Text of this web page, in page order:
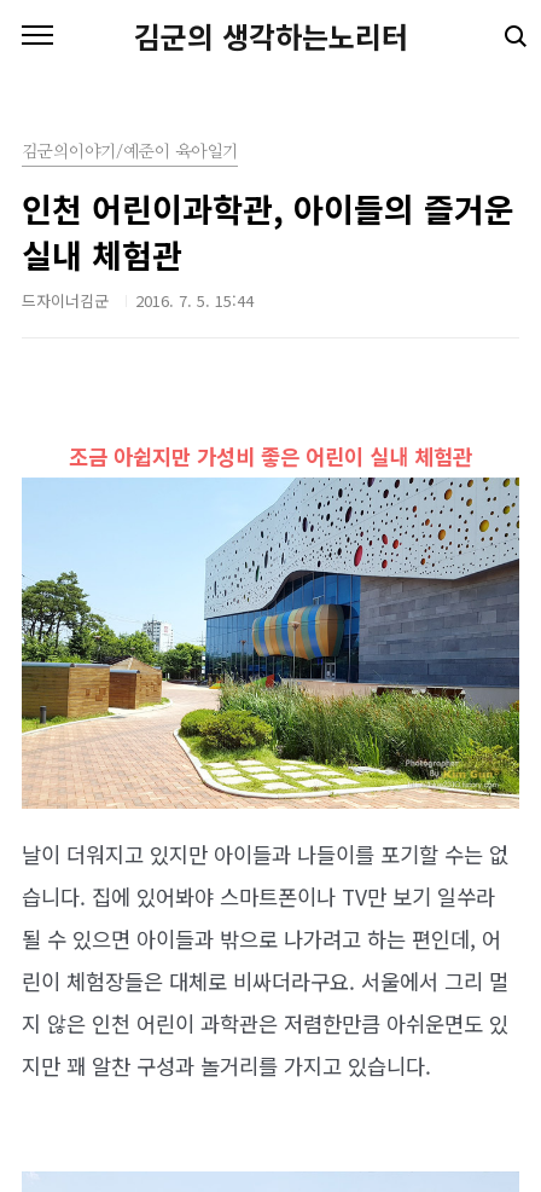
김군의 생각하는노리터
김군의이야기/예준이 육아일기
인천 어린이과학관, 아이들의 즐거운
실내 체험관
드자이너김군 2016. 7. 5. 15:44
조금 아쉽지만 가성비 좋은 어린이 실내 체험관
날이 더워지고 있지만 아이들과 나들이를 포기할 수는 없
습니다. 집에 있어봐야 스마트폰이나 TV만 보기 일쑤라
될 수 있으면 아이들과 밖으로 나가려고 하는 편인데, 어
린이 체험장들은 대체로 비싸더라구요. 서울에서 그리 멀
지 않은 인천 어린이 과학관은 저렴한만큼 아쉬운면도 있
지만 꽤 알찬 구성과 놀거리를 가지고 있습니다.